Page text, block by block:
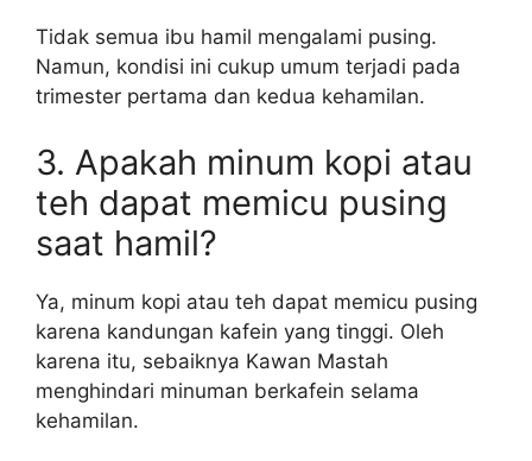
Tidak semua ibu hamil mengalami pusing.
Namun, kondisi ini cukup umum terjadi pada
trimester pertama dan kedua kehamilan.
3. Apakah minum kopi atau
teh dapat memicu pusing
saat hamil?
Ya, minum kopi atau teh dapat memicu pusing
karena kandungan kafein yang tinggi. Oleh
karena itu, sebaiknya Kawan Mastah
menghindari minuman berkafein selama
kehamilan.